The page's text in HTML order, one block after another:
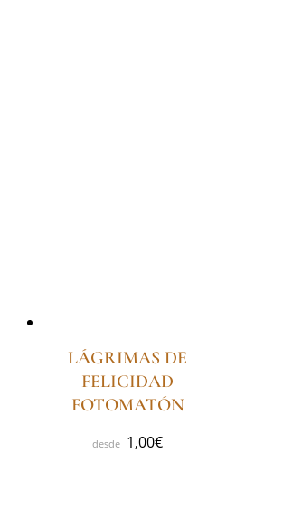
LÁGRIMAS DE
FELICIDAD
FOTOMATÓN
1,00€